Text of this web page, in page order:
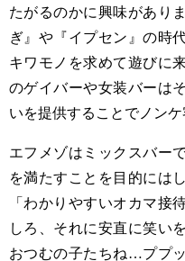
たがるのかに興味があり
ぎ』や『イプセン』の時
キワモノを求めて遊びに
のゲイバーや女装バーは
いを提供することでノン
エフメゾはミックスバー
を満たすことを目的には
「わかりやすいオカマ接
しろ、それに安直に笑い
おつむの子たちね…ププ